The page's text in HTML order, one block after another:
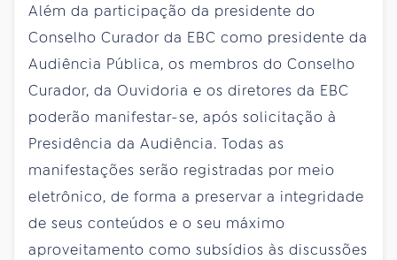
Além da participação da presidente do
Conselho Curador da EBC como presidente da
Audiência Pública, os membros do Conselho
Curador, da Ouvidoria e os diretores da EBC
poderão manifestar-se, após solicitação à
Presidência da Audiência. Todas as
manifestações serão registradas por meio
eletrônico, de forma a preservar a integridade
de seus conteúdos e o seu máximo
aproveitamento como subsídios às discussões